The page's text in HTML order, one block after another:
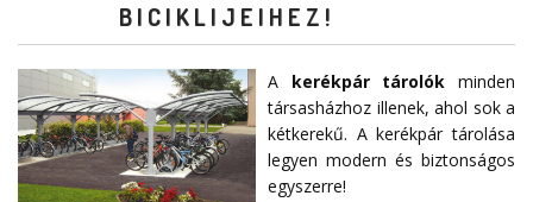
BICIKLIJEIHEZ!
A kerékpár tárolók minden
társasházhoz illenek, ahol sok a
kétkerekű. A kerékpár tárolása
legyen modern és biztonságos
egyszerre!